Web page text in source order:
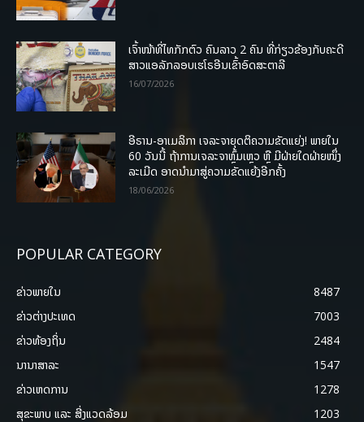
ເຈົ້າໜ້າທີ່ໄທກັກຕົວ ຄົນລາວ 2 ຄົນ ທີ່ກ່ຽວຂ້ອງກັບຄະດີ
ສາວແອລັກລອບເຮໂຣອີນເຂົ້າອົດສະຕາລີ
16/07/2026
ອີຣານ-ອາເມລິກາ ເຈລະຈາຍຸດຕິຄວາມຂັດແຍ່ງ! ພາຍໃນ
60 ວັນນີ້ ຖ້າການເຈລະຈາຫຼົ້ມເຫຼວ ຫຼື ມີຝ່າຍໃດຝ່າຍໜຶ່ງ
ລະເມີດ ອາດນໍາມາສູ່ຄວາມຂັດແຍ້ງອີກຄັ້ງ
18/06/2026
POPULAR CATEGORY
ຂ່າວພາຍ​ໃນ
8487
ຂ່າວຕ່າງປະເທດ
7003
ຂ່າວທ້ອງຖິ່ນ
2484
ນານາສາລະ
1547
ຂ່າວເຫດການ
1278
ສຸຂະພາບ ແລະ ສີ່ງແວດລ້ອມ
1203